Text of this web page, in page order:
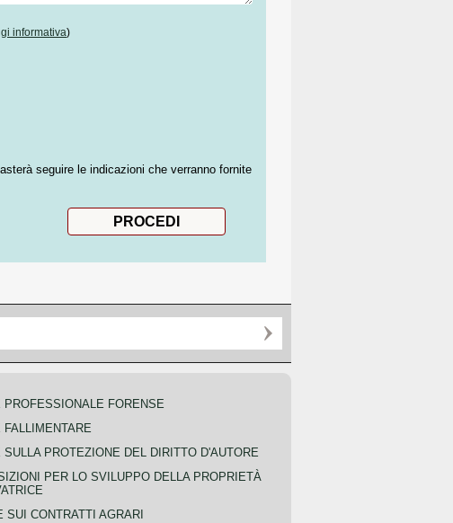
informativa)
seguire le indicazioni che verranno fornite
PROFESSIONALE FORENSE
FALLIMENTARE
SULLA PROTEZIONE DEL DIRITTO D'AUTORE
PER LO SVILUPPO DELLA PROPRIETÀ
SUI CONTRATTI AGRARI